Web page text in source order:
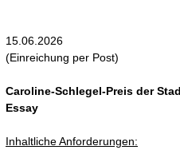
15.06.2026
(Einreichung per Post)
Caroline-Schlegel-Preis der
Essay
Inhaltliche Anforderungen: